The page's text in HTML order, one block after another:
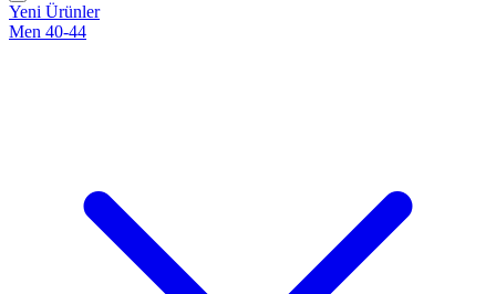
Yeni Ürünler
Men 40-44